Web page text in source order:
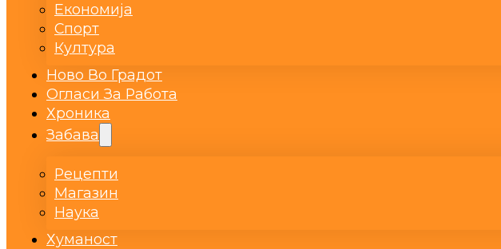
Економија
Спорт
Култура
Ново Во Градот
Огласи За Работа
Хроника
Забава
Рецепти
Магазин
Наука
Хуманост